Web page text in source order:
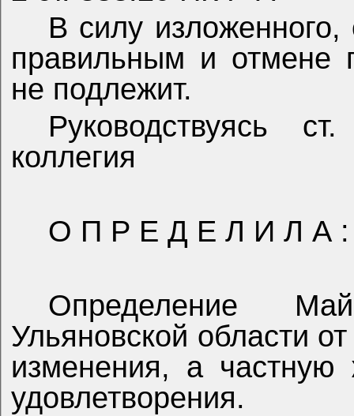
В силу изложенного,
правильным и отмене
не подлежит.
Руководствуясь
коллегия
О П Р Е Д Е Л И Л А :
Определение
Ульяновской области
изменения, а
удовлетворения.